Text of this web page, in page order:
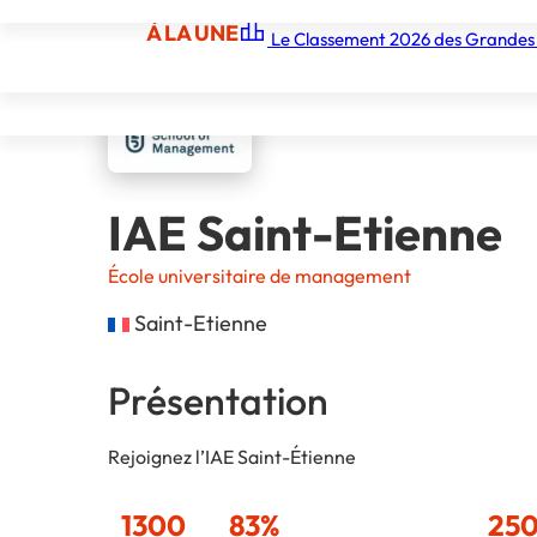
À LA UNE Le Classement 2026 des
IAE Saint-Etienne
École universitaire de management
Saint-Etienne
Présentation
Rejoignez l’IAE Saint-Étienne
1300 83%